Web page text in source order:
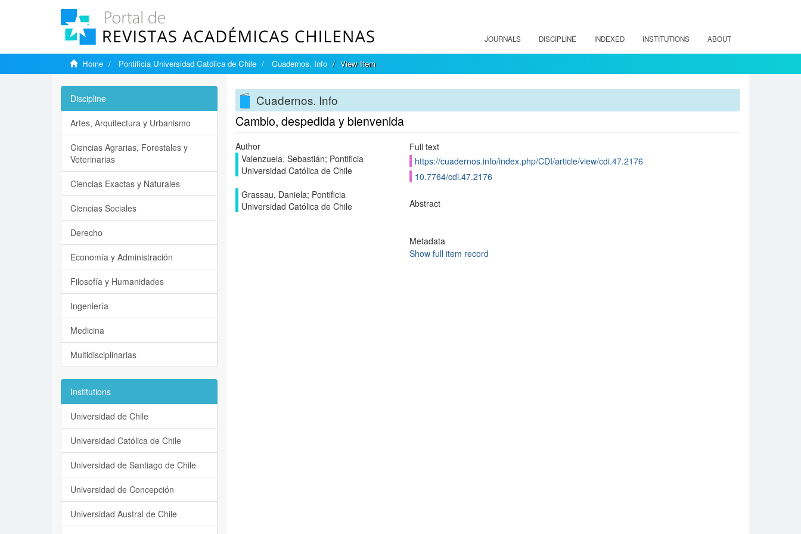
JOURNALS DISCIPLINE INDEXED INSTITUTIONS ABOUT
Home Pontificia Universidad Católica de Chile Cuadernos. Info View Item
Cuadernos. Info
Cambio, despedida y bienvenida
Author
Valenzuela, Sebastián; Pontificia
Universidad Católica de Chile
Grassau, Daniela; Pontificia
Universidad Católica de Chile
Full text
https://cuadernos.info/index.php/CDI/article/view/cdi.47.2176
10.7764/cdi.47.2176
Abstract
Metadata
Show full item record
Discipline
Artes, Arquitectura y Urbanismo
Ciencias Agrarias, Forestales y
Veterinarias
Ciencias Exactas y Naturales
Ciencias Sociales
Derecho
Economía y Administración
Filosofía y Humanidades
Ingeniería
Medicina
Multidisciplinarias
Institutions
Universidad de Chile
Universidad Católica de Chile
Universidad de Santiago de Chile
Universidad de Concepción
Universidad Austral de Chile